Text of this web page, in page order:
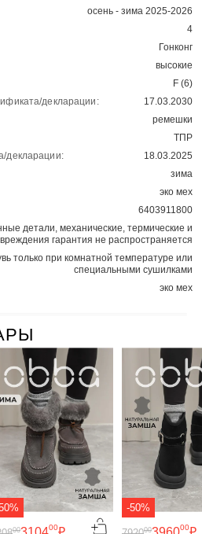
осень - зима 2025-2026
4
Гонконг
высокие
F (6)
декларации:
17.03.2030
ремешки
ТПР
декларации:
18.03.2025
зима
эко мех
6403911800
детали, механические, термические и
гарантия не распространяется
только при комнатной температуре или
специальными сушилками
эко мех
00
00
-50%
00
00